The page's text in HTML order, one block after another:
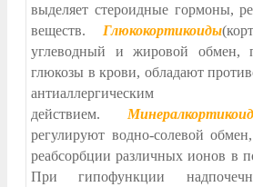
выделяет стероидные гормоны,
веществ. Глюкокортикоиды
углеводный и жировой обмен,
глюкозы в крови, обладают
антиаллергическим
действием.
регулируют водно-солевой
реабсорбции различных ионов в
При гипофункции